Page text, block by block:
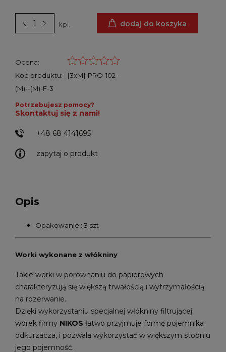
kpl. dodaj do koszyka
Ocena:
Kod produktu:
[3xM]-PRO-102-
(M)--(M)-F-3
zapytaj o produkt
Potrzebujesz pomocy?
Skontaktuj się z nami!
+48 68 4141695
Opis
Opakowanie : 3 szt
Worki wykonane z włókniny
Takie worki w porównaniu do papierowych
charakteryzują się większą trwałością i wytrzymałością
na rozerwanie.
Dzięki wykorzystaniu specjalnej włókniny filtrującej
worek firmy NIKOS łatwo przyjmuje formę pojemnika
odkurzacza, i pozwala wykorzystać w większym stopniu
jego pojemność.